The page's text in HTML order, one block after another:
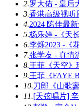
2.罗大佑 - 皇后
3.香港高级视听
4.2024 陈佳最
5.杨乐婷 -《天
6.李烁2023 -《
7.张学友 - 真情
8.王菲《天空》
9.王菲《FAYE
10.刀郎《山歌
11.[天弦唱片]